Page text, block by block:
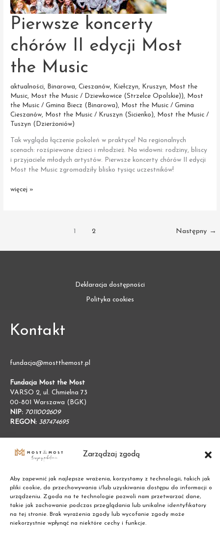
Zarządzaj zgodą
Aby zapewnić jak najlepsze wrażenia, korzystamy z technologii, takich jak
pliki cookie, do przechowywania i/lub uzyskiwania dostępu do informacji o
urządzeniu. Zgoda na te technologie pozwoli nam przetwarzać dane,
takie jak zachowanie podczas przeglądania lub unikalne identyfikatory
na tej stronie. Brak wyrażenia zgody lub wycofanie zgody może
niekorzystnie wpłynąć na niektóre cechy i funkcje.
Pierwsze koncerty
chórów II edycji Most
the Music
aktualności, Binarowa,Cieszanów, Kiełczyn, Kruszyn,
Most the
Music, Most the Music / Dziewkowice (Strzelce Opolskie)),
Most
the Music / Gmina Biecz (Binarowa),
Most the Music / Gmina
Cieszanów, Most the Music / Kruszyn (Sicienko),
Most the Music /
Tuszyn (Dzierżoniów)
Tak wygląda łączenie pokoleń w praktyce! Na regionalnych
scenach: rozśpiewane dzieci i młodzież. Na widowni: rodziny, bliscy
i przyjaciele młodych artystów. Pierwsze koncerty chórów II edycji
Most the Music zgromadziły blisko tysiąc uczestników!
Pierwsze
więcej »
1 2 Następny →
Deklaracja dostępności
Polityka cookies
Kontakt
fundacja@mostthemost.pl
Fundacja Most the Most
VARSO 2, ul. Chmielna 73
00-801 Warszawa (BGK)
NIP: 7011002609
REGON: 387474695